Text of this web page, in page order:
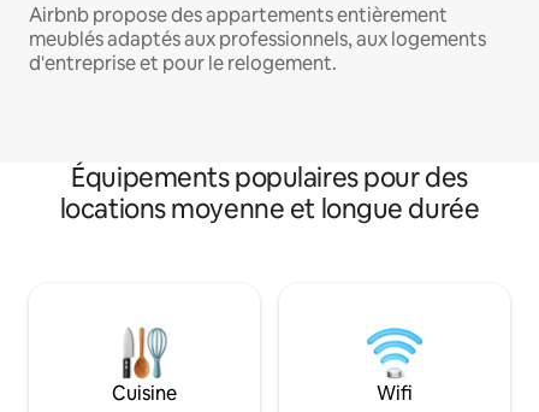
Airbnb propose des appartements entièrement
meublés adaptés aux professionnels, aux logements
d'entreprise et pour le relogement.
Équipements populaires pour des
locations moyenne et longue durée
Cuisine Wifi